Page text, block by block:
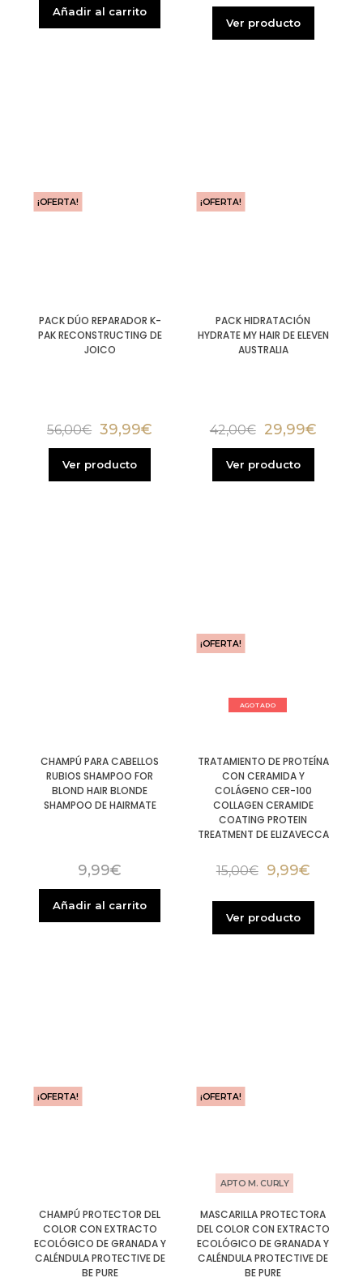
Añadir al carrito
Ver producto
¡OFERTA!
PACK DÚO REPARADOR K-
PAK RECONSTRUCTING DE
JOICO
56,00€ 39,99€
Ver producto
¡OFERTA!
PACK HIDRATACIÓN
HYDRATE MY HAIR DE ELEVEN
AUSTRALIA
42,00€ 29,99€
Ver producto
CHAMPÚ PARA CABELLOS
RUBIOS SHAMPOO FOR
BLOND HAIR BLONDE
SHAMPOO DE HAIRMATE
9,99€
Añadir al carrito
AGOTADO
¡OFERTA!
TRATAMIENTO DE PROTEÍNA
CON CERAMIDA Y
COLÁGENO CER-100
COLLAGEN CERAMIDE
COATING PROTEIN
TREATMENT DE ELIZAVECCA
15,00€ 9,99€
Ver producto
¡OFERTA!
CHAMPÚ PROTECTOR DEL
COLOR CON EXTRACTO
ECOLÓGICO DE GRANADA Y
CALÉNDULA PROTECTIVE DE
BE PURE
¡OFERTA!
APTO M. CURLY
MASCARILLA PROTECTORA
DEL COLOR CON EXTRACTO
ECOLÓGICO DE GRANADA Y
CALÉNDULA PROTECTIVE DE
BE PURE